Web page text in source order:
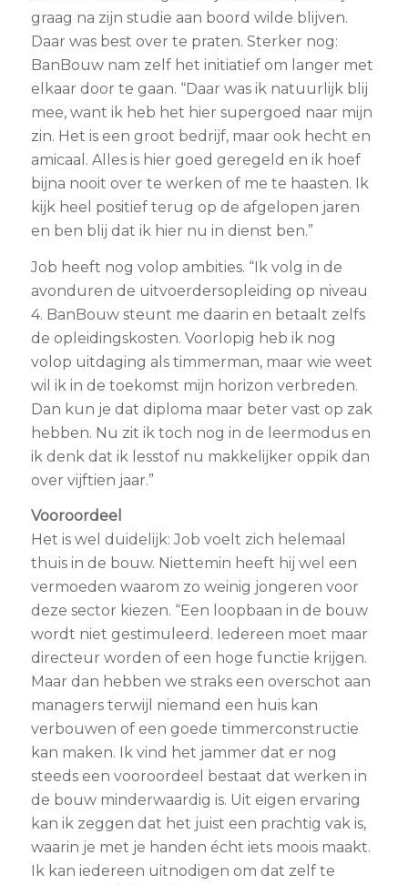
graag na zijn studie aan boord wilde blijven.
Daar was best over te praten. Sterker nog:
BanBouw nam zelf het initiatief om langer met
elkaar door te gaan. “Daar was ik natuurlijk blij
mee, want ik heb het hier supergoed naar mijn
zin. Het is een groot bedrijf, maar ook hecht en
amicaal. Alles is hier goed geregeld en ik hoef
bijna nooit over te werken of me te haasten. Ik
kijk heel positief terug op de afgelopen jaren
en ben blij dat ik hier nu in dienst ben.”
Job heeft nog volop ambities. “Ik volg in de
avonduren de uitvoerdersopleiding op niveau
4. BanBouw steunt me daarin en betaalt zelfs
de opleidingskosten. Voorlopig heb ik nog
volop uitdaging als timmerman, maar wie weet
wil ik in de toekomst mijn horizon verbreden.
Dan kun je dat diploma maar beter vast op zak
hebben. Nu zit ik toch nog in de leermodus en
ik denk dat ik lesstof nu makkelijker oppik dan
over vijftien jaar.”
Vooroordeel
Het is wel duidelijk: Job voelt zich helemaal
thuis in de bouw. Niettemin heeft hij wel een
vermoeden waarom zo weinig jongeren voor
deze sector kiezen. “Een loopbaan in de bouw
wordt niet gestimuleerd. Iedereen moet maar
directeur worden of een hoge functie krijgen.
Maar dan hebben we straks een overschot aan
managers terwijl niemand een huis kan
verbouwen of een goede timmerconstructie
kan maken. Ik vind het jammer dat er nog
steeds een vooroordeel bestaat dat werken in
de bouw minderwaardig is. Uit eigen ervaring
kan ik zeggen dat het juist een prachtig vak is,
waarin je met je handen écht iets moois maakt.
Ik kan iedereen uitnodigen om dat zelf te